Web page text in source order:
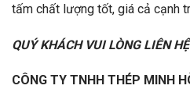
tấm chất lượng tốt, giá cả cạnh
QUÝ KHÁCH VUI LÒNG LIÊN
CÔNG TY TNHH THÉP MINH